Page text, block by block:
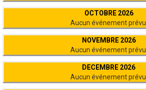
OCTOBRE 2026
Aucun événement prévu.
NOVEMBRE 2026
Aucun événement prévu.
DECEMBRE 2026
Aucun événement prévu.